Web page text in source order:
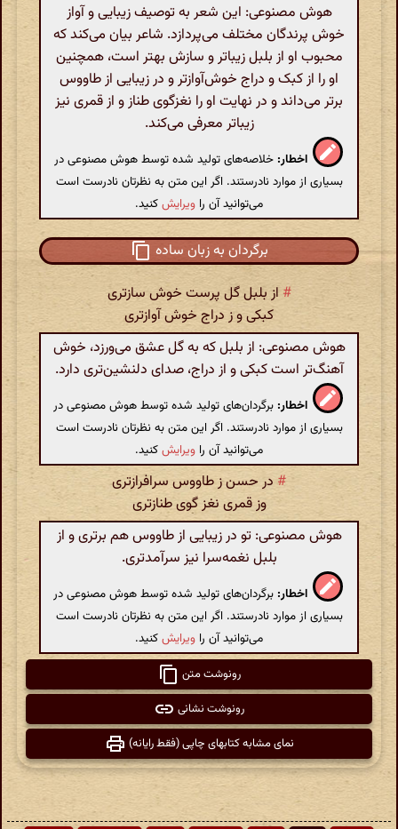
هوش مصنوعی: این شعر به توصیف زیبایی و آواز
خوش پرندگان مختلف می‌پردازد. شاعر بیان می‌کند که
محبوب او از بلبل زیباتر و سازش بهتر است، همچنین
او را از کبک و دراج خوش‌آوازتر و در زیبایی از طاووس
برتر می‌داند و در نهایت او را نغزگوی طناز و از قمری نیز
زیباتر معرفی می‌کند.
اخطار: خلاصه‌های تولید شده توسط هوش مصنوعی در
بسیاری از موارد نادرستند. اگر این متن به نظرتان نادرست است
می‌توانید آن را ویرایشکنید.
برگردان به زبان ساده
# از بلبل گل پرست خوش سازتری
کبکی و ز دراج خوش آوازتری
هوش مصنوعی: از بلبل که به گل عشق می‌ورزد، خوش
آهنگ‌تر است کبکی و از دراج، صدای دلنشین‌تری دارد.
اخطار: برگردان‌های تولید شده توسط هوش مصنوعی در
بسیاری از موارد نادرستند. اگر این متن به نظرتان نادرست است
می‌توانید آن را ویرایشکنید.
# در حسن ز طاووس سرافرازتری
وز قمری نغز گوی طنازتری
هوش مصنوعی: تو در زیبایی از طاووس هم برتری و از
بلبل نغمه‌سرا نیز سرآمدتری.
اخطار: برگردان‌های تولید شده توسط هوش مصنوعی در
بسیاری از موارد نادرستند. اگر این متن به نظرتان نادرست است
می‌توانید آن را ویرایشکنید.
رونوشت متن
رونوشت نشانی
نمای مشابه کتابهای چاپی (فقط رایانه)